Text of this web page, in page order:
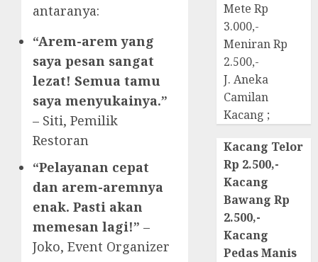
antaranya:
“Arem-arem yang
saya pesan sangat
lezat! Semua tamu
saya menyukainya.”
– Siti, Pemilik
Restoran
“Pelayanan cepat
dan arem-aremnya
enak. Pasti akan
memesan lagi!” –
Joko, Event Organizer
Mete Rp
3.000,-
Meniran Rp
2.500,-
J. Aneka
Camilan
Kacang ;
Kacang Telor
Rp 2.500,-
Kacang
Bawang Rp
2.500,-
Kacang
Pedas Manis